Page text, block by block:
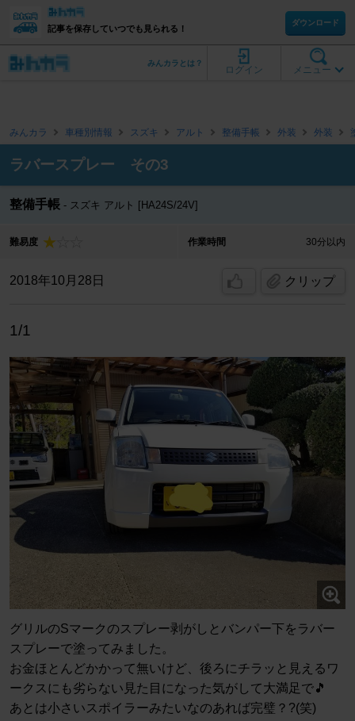
記事を保存していつでも見られる！
ダウンロード
メニュー
ログイン
みんカラとは？
みんカラ 車種別情報 スズキ アルト 整備手帳 外装 外装
ラバースプレー その3
整備手帳 スズキ アルト [HA24S/24V]
難易度 作業時間 30分以内
2018年10月28日 クリップ
1/1
グリルのSマークのスプレー剥がしとバンパー下をラバー
スプレーで塗ってみました。
お金ほとんどかかって無いけど、後ろにチラッと見えるワ
ークスにも劣らない見た目になった気がして大満足で🎵
あとは小さいスポイラーみたいなのあれば完璧？?(笑)